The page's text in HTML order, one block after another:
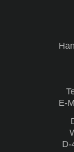
E-
D-